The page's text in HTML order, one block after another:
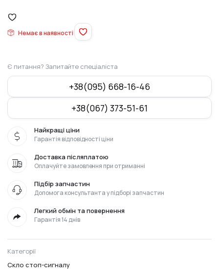
Немає в наявності
Є питання? Запитайте спеціаліста
+38(095) 668-16-46
+38(067) 373-51-61
Найкращі ціни
Гарантія відповідності ціни
Доставка післяплатою
Оплачуйте замовлення при отриманні
Підбір запчастин
Допомога консультанта у підборі запчастин
Легкий обмін та повернення
Гарантія 14 днів
Категорії
Скло стоп-сигналу